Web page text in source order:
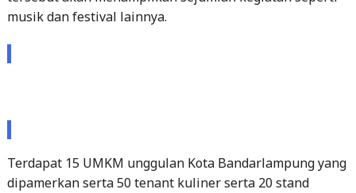
musik dan festival lainnya.
Terdapat 15 UMKM unggulan Kota Bandarlampung yang
dipamerkan serta 50 tenant kuliner serta 20 stand